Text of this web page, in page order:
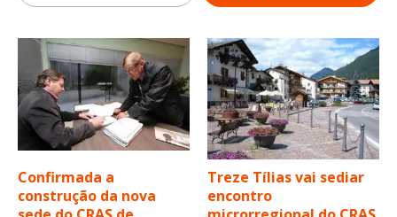
Confirmada a
construção da nova
Treze Tílias vai sediar
encontro